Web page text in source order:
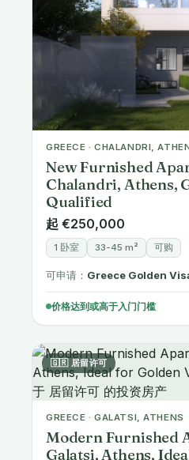
GREECE · CHALANDRI,
New Furnished
Chalandri, Athens,
Qualified
起 €250,000
1 卧室 33-45 m² 可购
可申请： Greece Golden Visa
价格达到或高于入门门槛
🇬🇷 居留许可
GREECE · GALATSI, ATHENS
Modern Furnished
Galatsi, Athens,